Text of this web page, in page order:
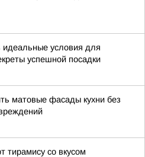
идеальные условия для
успешной посадки
матовые фасады кухни без
тирамису со вкусом